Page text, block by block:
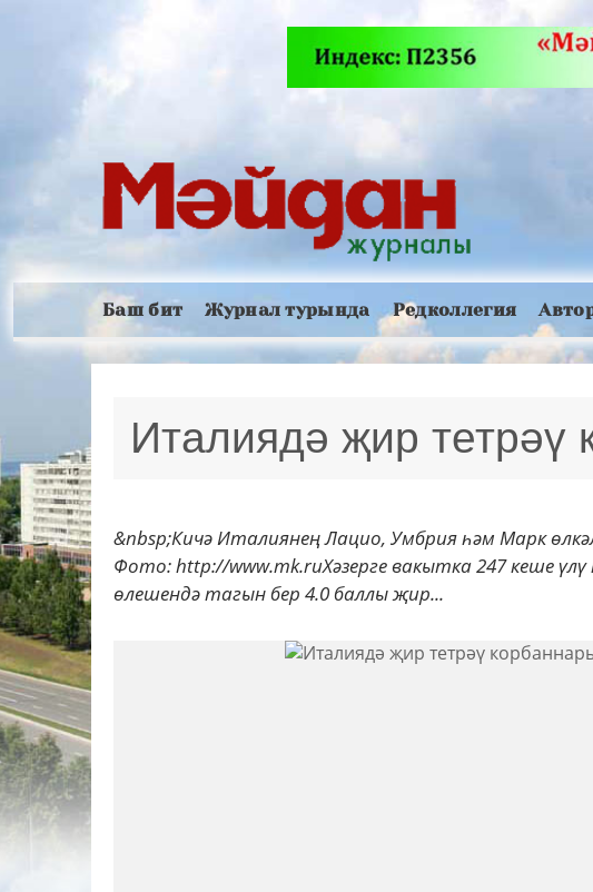
Баш бит Журнал турында Редколлегия
Италиядә җир тетрәү
&nbsp;Кичә Италиянең Лацио, Умбрия һәм Марк
Фото: http://www.mk.ruХәзерге вакытка 247 кеше
өлешендә тагын бер 4.0 баллы җир...